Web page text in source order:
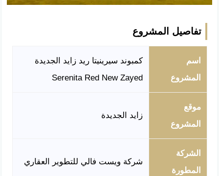
تفاصيل المشروع
اسم
المشروع
كمبوند سيرينيتا ريد زايد الجديدة
Serenita Red New Zayed
موقع
المشروع
زايد الجديدة
الشركة
المطورة
شركة ويست فالي للتطوير العقاري